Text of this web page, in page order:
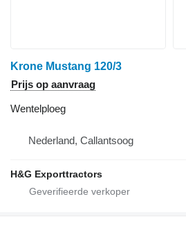
Krone Mustang 120/3
Prijs op aanvraag
Wentelploeg
Nederland, Callantsoog
H&G Exporttractors